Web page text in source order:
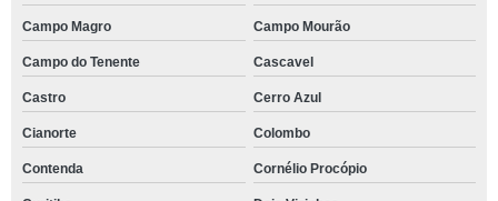
Campo Magro Campo Mourão
Campo do Tenente Cascavel
Castro Cerro Azul
Cianorte Colombo
Contenda Cornélio Procópio